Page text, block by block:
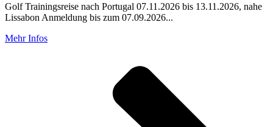
Golf Trainingsreise nach Portugal 07.11.2026 bis 13.11.2026, nahe
Lissabon Anmeldung bis zum 07.09.2026...
Mehr Infos